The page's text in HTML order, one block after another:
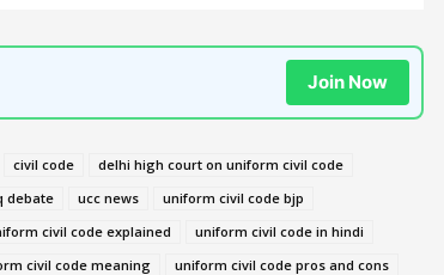
Join Now
civil code
delhi high court on uniform civil code
debate ucc news
uniform civil code bjp
civil code explained
uniform civil code in hindi
civil code meaning
uniform civil code pros and cons